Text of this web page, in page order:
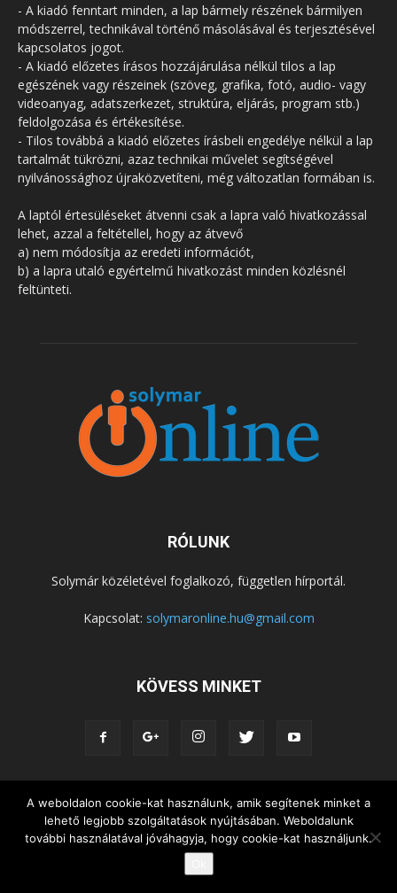
- A kiadó fenntart minden, a lap bármely részének bármilyen
módszerrel, technikával történő másolásával és terjesztésével
kapcsolatos jogot.
- A kiadó előzetes írásos hozzájárulása nélkül tilos a lap
egészének vagy részeinek (szöveg, grafika, fotó, audio- vagy
videoanyag, adatszerkezet, struktúra, eljárás, program stb.)
feldolgozása és értékesítése.
- Tilos továbbá a kiadó előzetes írásbeli engedélye nélkül a lap
tartalmát tükrözni, azaz technikai művelet segítségével
nyilvánossághoz újraközvetíteni, még változatlan formában is.
A laptól értesüléseket átvenni csak a lapra való hivatkozással
lehet, azzal a feltétellel, hogy az átvevő
a) nem módosítja az eredeti információt,
b) a lapra utaló egyértelmű hivatkozást minden közlésnél
feltünteti.
RÓLUNK
Solymár közéletével foglalkozó, független hírportál.
Kapcsolat: solymaronline.hu@gmail.com
KÖVESS MINKET
KÖZÉLET KÖZÖSSÉGEK
SZABADIDŐ
NEMZETISÉG, HELYTÖRTÉNET
RIPORTOK
KÖZÉRDEKŰ INFORMÁCIÓK
© Copyright 2015 - Solymár Online
A weboldalon cookie-kat használunk, amik segítenek minket a
lehető legjobb szolgáltatások nyújtásában. Weboldalunk
további használatával jóváhagyja, hogy cookie-kat használjunk.